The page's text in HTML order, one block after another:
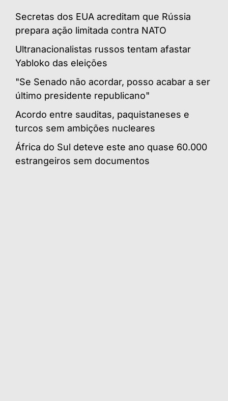
Secretas dos EUA acreditam que Rússia
prepara ação limitada contra NATO
Ultranacionalistas russos tentam afastar
Yabloko das eleições
"Se Senado não acordar, posso acabar a ser
último presidente republicano"
Acordo entre sauditas, paquistaneses e
turcos sem ambições nucleares
África do Sul deteve este ano quase 60.000
estrangeiros sem documentos